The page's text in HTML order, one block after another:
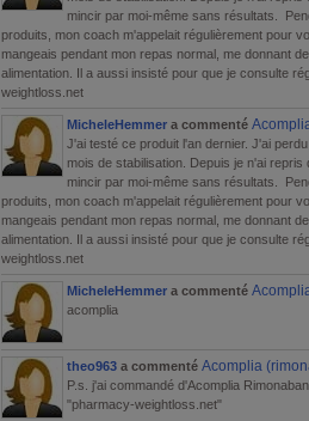
mincir par moi-même sans résultats.
produits, mon coach m'appelait régulièrement pour
mangeais pendant mon repas normal, me donnant
alimentation. Il a aussi insisté pour que je consulte
weightloss.net
MicheleHemmer a commenté
J'ai testé ce produit l'an dernier. J'ai
mois de stabilisation. Depuis je n'ai
mincir par moi-même sans résultats.
produits, mon coach m'appelait régulièrement pour
mangeais pendant mon repas normal, me donnant
alimentation. Il a aussi insisté pour que je consulte
weightloss.net
MicheleHemmer a commenté
acomplia
theo963 a commenté Acomplia
P.s. j'ai commandé d'Acomplia
"pharmacy-weightloss.net"